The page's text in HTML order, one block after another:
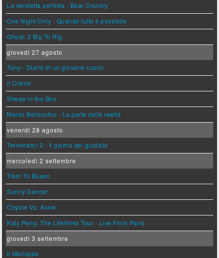
La vendetta perfetta - Bear Country
One Night Only - Quando tutto è possibile
Ghost: 2 Big To Rig
giovedì 27 agosto
Tony - Diario di un giovane cuoco
Il Cileno
Sheep in the Box
Marco Bellocchio - La porta della realtà
venerdì 28 agosto
Terminator 2 - Il giorno del giudizio
mercoledì 2 settembre
Train To Busan
Sunny Dancer
Coyote Vs. Acme
Katy Perry: The Lifetimes Tour - Live From Paris
giovedì 3 settembre
Il Malloppo